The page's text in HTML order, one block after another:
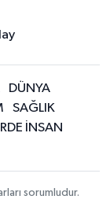
DÜNYA
SAĞLIK
İNSAN
sorumludur.